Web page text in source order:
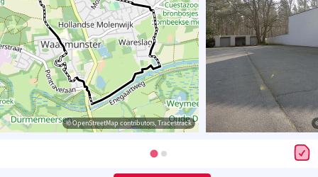
© OpenStreetMap contributors, Tracestrack